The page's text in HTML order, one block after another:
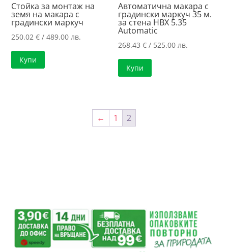
Стойка за монтаж на
земя на макара с
градински маркуч
250.02€ / 489.00 лв.
Купи
Автоматична макара с
градински маркуч 35 м.
за стена HBX 5.35
Automatic
268.43€ / 525.00 лв.
Купи
← 1 2